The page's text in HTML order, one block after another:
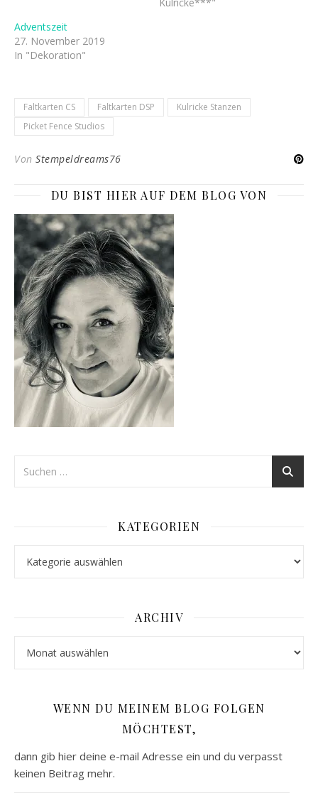
Adventszeit
27. November 2019
In "Dekoration"
Faltkarten CS Faltkarten DSP
Kulricke Stanzen
Picket Fence Studios
Von Stempeldreams76
DU BIST HIER AUF DEM BLOG VON
KATEGORIEN
ARCHIV
WENN DU MEINEM BLOG FOLGEN
MÖCHTEST,
dann gib hier deine e-mail Adresse ein und du verpasst
keinen Beitrag mehr.